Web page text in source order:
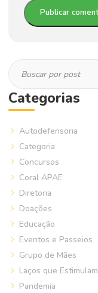
Categorias
Autodefensoria
Categoria
Concursos
Coral APAE
Diretoria
Doações
Educação
Eventos e Passeios
Grupo de Mães
Laços que Estimulam
Pandemia